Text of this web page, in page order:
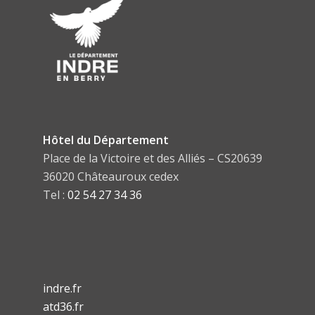
Hôtel du Département
Place de la Victoire et des Alliés – CS20639
36020 Châteauroux cedex
Tel : 02 54 27 34 36
indre.fr
atd36.fr